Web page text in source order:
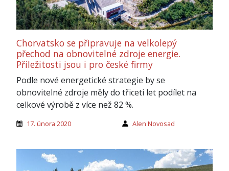
Chorvatsko se připravuje na velkolepý
přechod na obnovitelné zdroje energie.
Příležitosti jsou i pro české firmy
Podle nové energetické strategie by se
obnovitelné zdroje měly do třiceti let podílet na
celkové výrobě z více než 82 %.
17. února 2020 Alen Novosad